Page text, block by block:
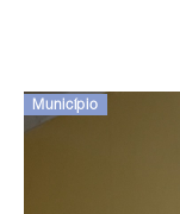
Município